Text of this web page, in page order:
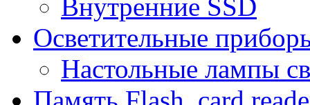
Внутренние SSD
Осветительные
Настольные лампы